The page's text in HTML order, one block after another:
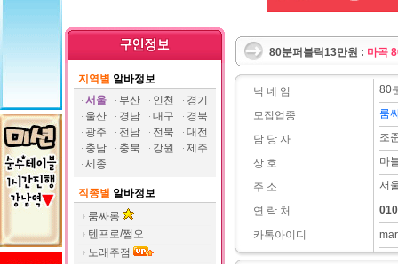
지역별 알바정보
서울
부산 인천
경기
울산
경남 대구
경북
광주
전남 전북
대전
충남
충북 강원
제주
세종
직종별 알바정보
룸싸롱
텐프로/쩜오
노래주점
80분퍼블릭13만원 : 마곡
닉 네 임
모집업종
담 당 자
상 호
주 소
연 락 처
카톡아이디
80
룸
조
마
서